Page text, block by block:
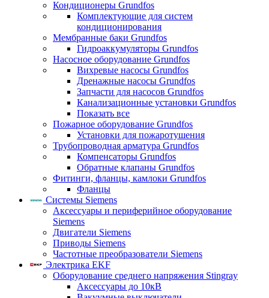
Кондиционеры Grundfos
Комплектующие для систем
кондиционирования
Мембранные баки Grundfos
Гидроаккумуляторы Grundfos
Насосное оборудование Grundfos
Вихревые насосы Grundfos
Дренажные насосы Grundfos
Запчасти для насосов Grundfos
Канализационные установки Grundfos
Показать все
Пожарное оборудование Grundfos
Установки для пожаротушения
Трубопроводная арматура Grundfos
Компенсаторы Grundfos
Обратные клапаны Grundfos
Фитинги, фланцы, камлоки Grundfos
Фланцы
Системы Siemens
Аксессуары и периферийное оборудование
Siemens
Двигатели Siemens
Приводы Siemens
Частотные преобразователи Siemens
Электрика EKF
Оборудование среднего напряжения Stingray
Аксессуары до 10кВ